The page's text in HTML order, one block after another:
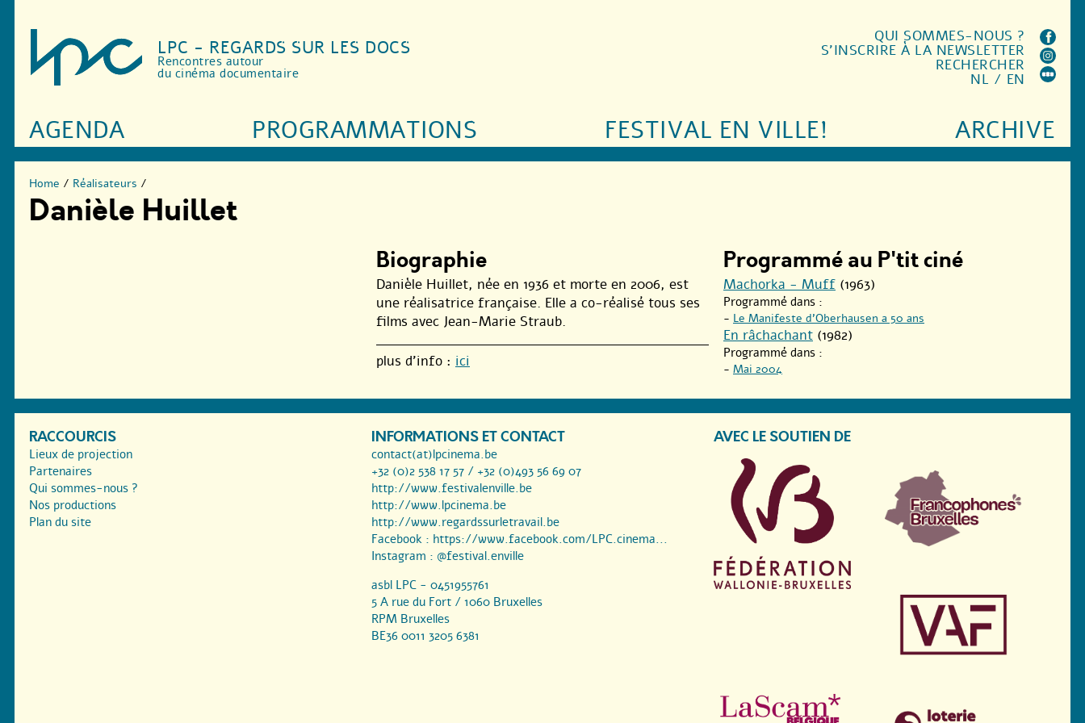
LPC - REGARDS SUR LES DOCS
Rencontres autour
du cinéma documentaire
AGENDA PROGRAMMATIONS FESTIVAL EN VILLE! ARCHIVE
QUI SOMMES-NOUS ?
S'INSCRIRE À LA NEWSLETTER
RECHERCHER
NL / EN
Home / Réalisateurs /
Danièle Huillet
Biographie
Danièle Huillet, née en 1936 et morte en 2006, est
une réalisatrice française. Elle a co-réalisé tous ses
films avec Jean-Marie Straub.
plus d’info : ici
Programmé au P'tit ciné
Machorka - Muff (1963)
Programmé dans :
- Le Manifeste d’Oberhausen a 50 ans
En râchachant (1982)
Programmé dans :
- Mai 2004
RACCOURCIS
Lieux de projection
Partenaires
Qui sommes-nous ?
Nos productions
Plan du site
INFORMATIONS ET CONTACT
contact(at)lpcinema.be
+32 (0)2 538 17 57 / +32 (0)493 56 69 07
http://www.festivalenville.be
http://www.lpcinema.be
http://www.regardssurletravail.be
Facebook : https://www.facebook.com/LPC.cinema...
Instagram : @festival.enville
asbl LPC - 0451955761
5 A rue du Fort / 1060 Bruxelles
RPM Bruxelles
BE36 0011 3205 6381
AVEC LE SOUTIEN DE